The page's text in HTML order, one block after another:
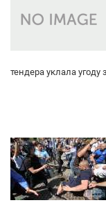
тендера уклала